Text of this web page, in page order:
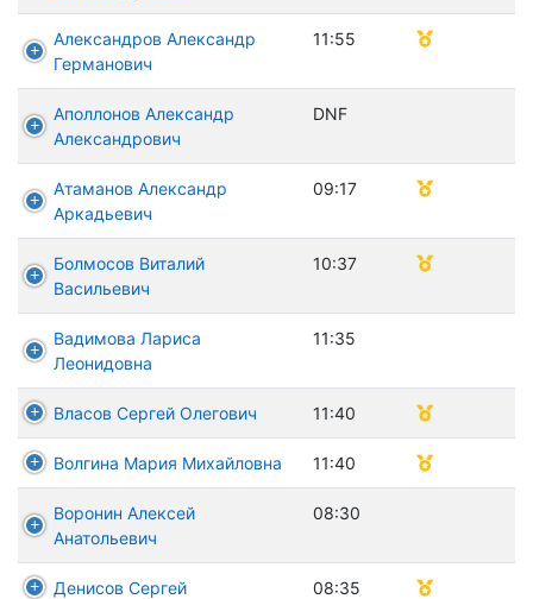
Александров Александр
Германович
11:55
Аполлонов Александр
Александрович
DNF
Атаманов Александр
Аркадьевич
09:17
Болмосов Виталий
Васильевич
10:37
Вадимова Лариса
Леонидовна
11:35
Власов Сергей Олегович 11:40
Волгина Мария Михайловна 11:40
Воронин Алексей
Анатольевич
08:30
Денисов Сергей 08:35